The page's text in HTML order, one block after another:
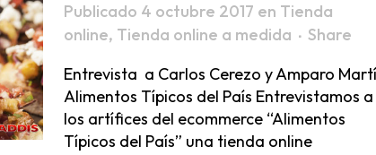
Publicado 4 octubre 2017 en Tienda
online, Tienda online a medida
Share
Entrevista a Carlos Cerezo y Amparo
Alimentos Típicos del País Entrevistamos a
los artífices del ecommerce “Alimentos
Típicos del País” una tienda online